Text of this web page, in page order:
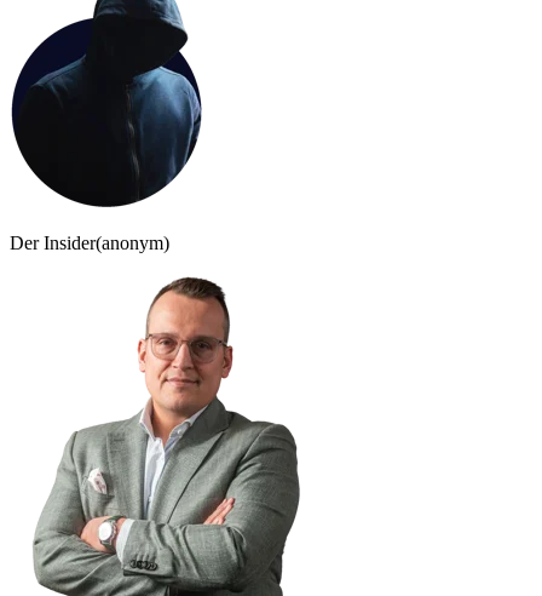
Der Insider(anonym)